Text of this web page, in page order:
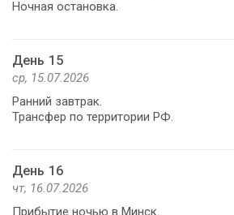
Ночная остановка.
День 15
ср, 15.07.2026
Ранний завтрак.
Трансфер по территории РФ.
День 16
чт, 16.07.2026
Прибытие ночью в Минск.